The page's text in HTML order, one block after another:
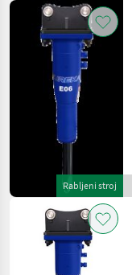
Rabljeni stroj